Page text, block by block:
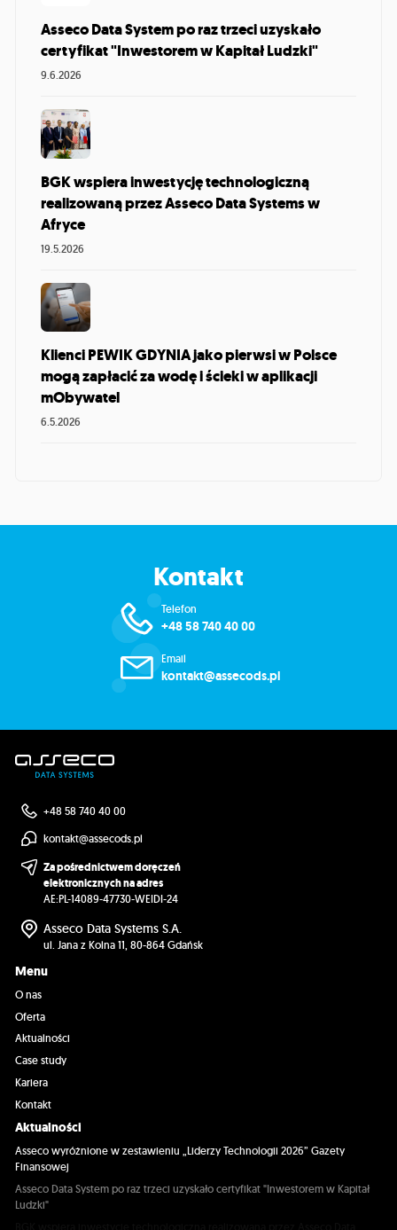
Asseco Data System po raz trzeci uzyskało
certyfikat "Inwestorem w Kapitał Ludzki"
9.6.2026
BGK wspiera inwestycję technologiczną
realizowaną przez Asseco Data Systems w
Afryce
19.5.2026
Klienci PEWIK GDYNIA jako pierwsi w Polsce
mogą zapłacić za wodę i ścieki w aplikacji
mObywatel
6.5.2026
Kontakt
Telefon
+48 58 740 40 00
Email
kontakt@assecods.pl
+48 58 740 40 00
kontakt@assecods.pl
Za pośrednictwem doręczeń
elektronicznych na adres
AE:PL-14089-47730-WEIDI-24
Asseco Data Systems S.A.
ul. Jana z Kolna 11, 80-864 Gdańsk
Menu
O nas
Oferta
Aktualności
Case study
Kariera
Kontakt
Aktualności
Asseco wyróżnione w zestawieniu „Liderzy Technologii 2026” Gazety
Finansowej
Asseco Data System po raz trzeci uzyskało certyfikat "Inwestorem w Kapitał
Ludzki"